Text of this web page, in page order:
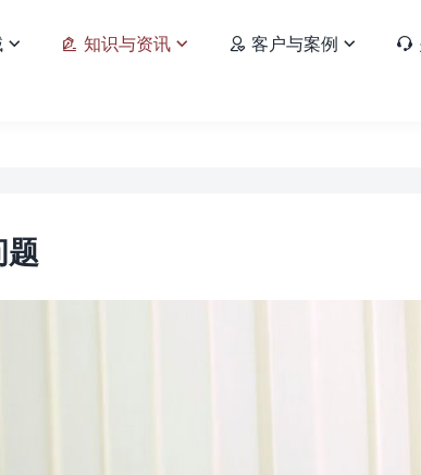
  知识与资讯   客户与案例  
题